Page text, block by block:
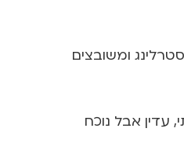
ומשובצים
עדין אבל נוכח